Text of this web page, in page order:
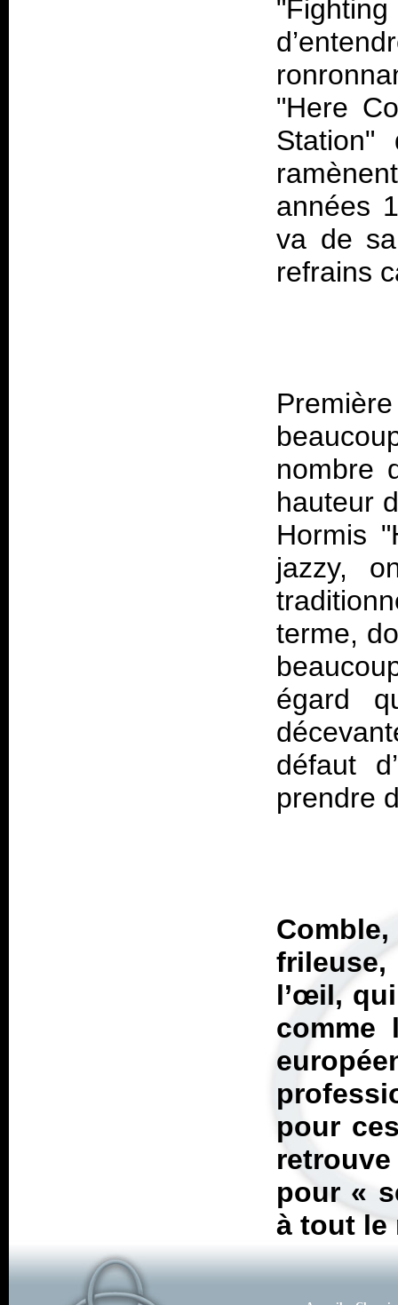
"Here
Station"
années
va de
nombre
hauteur
Hormis
jazzy,
terme,
égard
défaut
l’œil,
comme
pour
pour «
à tout le